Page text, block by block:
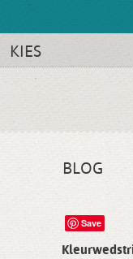
KIES
BLOG
Save